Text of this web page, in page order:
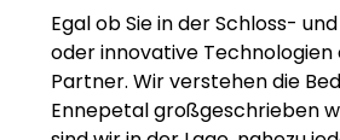
Egal ob Sie in der Schloss-
oder innovative
Partner. Wir verstehen die
Ennepetal großgeschrieben